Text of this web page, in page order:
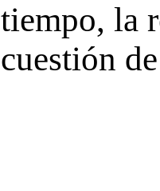
tiempo, la
cuestión